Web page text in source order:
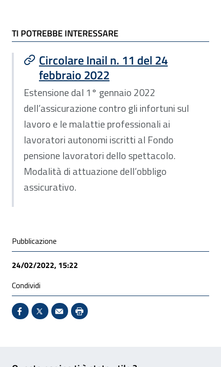
TI POTREBBE INTERESSARE
TI POTREBBE INTERESSARE
Circolare Inail n. 11 del 24
febbraio 2022
Estensione dal 1° gennaio 2022
dell’assicurazione contro gli infortuni sul
lavoro e le malattie professionali ai
lavoratori autonomi iscritti al Fondo
pensione lavoratori dello spettacolo.
Modalità di attuazione dell’obbligo
assicurativo.
Condivisione social
Pubblicazione
24/02/2022, 15:22
Condividi
Condividi su Facebook - Sito esterno - Apertura in
X - Sito esterno - Apertura in nuova finestra
Invio Mail: apre il programma di posta
Stampa pagina: scelta meno